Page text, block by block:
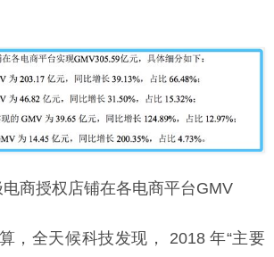
商授权店铺在各电商平台GMV
，全天候科技发现， 2018 年“主要